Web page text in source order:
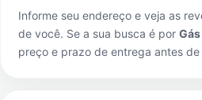
Informe seu endereço e veja as
de você. Se a sua busca é por
preço e prazo de entrega antes